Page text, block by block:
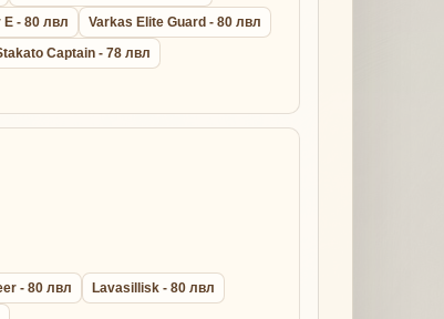
- 80 лвл
Varkas Elite Guard - 80 лвл
Captain - 78 лвл
- 80 лвл
Lavasillisk - 80 лвл